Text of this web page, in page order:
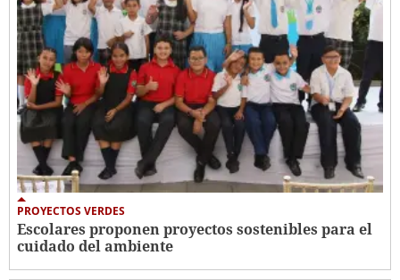
PROYECTOS VERDES
Escolares proponen proyectos sostenibles para el
cuidado del ambiente